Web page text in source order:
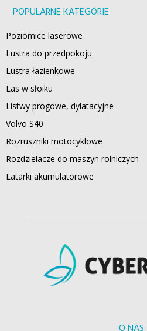
POPULARNE KATEGORIE
Poziomice laserowe
Lustra do przedpokoju
Lustra łazienkowe
Las w słoiku
Listwy progowe, dylatacyjne
Volvo S40
Rozruszniki motocyklowe
Rozdzielacze do maszyn rolniczych
Latarki akumulatorowe